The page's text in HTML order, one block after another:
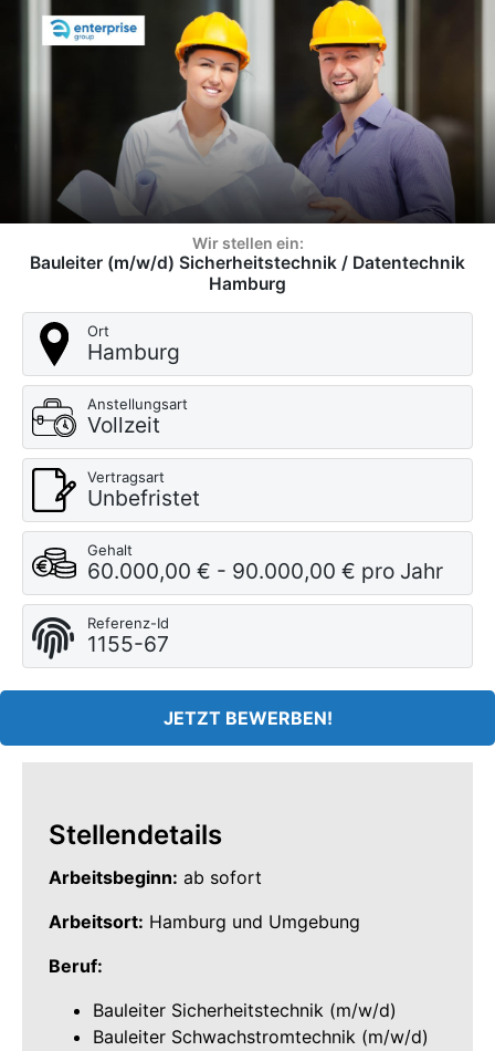
Wir stellen ein:
Bauleiter (m/w/d) Sicherheitstechnik / Datentechnik
Hamburg
Ort
Hamburg
Anstellungsart
Vollzeit
Vertragsart
Unbefristet
Gehalt
60.000,00 € - 90.000,00 € pro Jahr
Referenz-Id
1155-67
JETZT BEWERBEN!
Stellendetails
Arbeitsbeginn: ab sofort
Arbeitsort: Hamburg und Umgebung
Beruf:
Bauleiter Sicherheitstechnik (m/w/d)
Bauleiter Schwachstromtechnik (m/w/d)